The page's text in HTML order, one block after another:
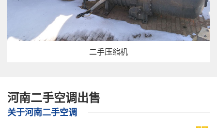
二手压缩机
河南二手空调出售
关于河南二手空调